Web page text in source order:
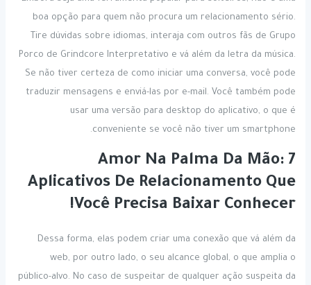
boa opção para quem não procura um relacionamento sério.
Tire dúvidas sobre idiomas, interaja com outros fãs de Grupo
Porco de Grindcore Interpretativo e vá além da letra da música.
Se não tiver certeza de como iniciar uma conversa, você pode
traduzir mensagens e enviá-las por e-mail. Você também pode
usar uma versão para desktop do aplicativo, o que é
conveniente se você não tiver um smartphone.
Amor Na Palma Da Mão: 7
Aplicativos De Relacionamento Que
Você Precisa Baixar Conhecer!
Dessa forma, elas podem criar uma conexão que vá além da
web, por outro lado, o seu alcance global, o que amplia o
público-alvo. No caso de suspeitar de qualquer ação suspeita da